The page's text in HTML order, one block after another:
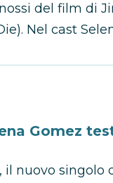
del film di
Nel cast
Gomez
il nuovo singolo